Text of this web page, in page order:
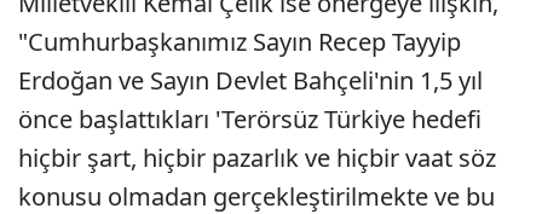
"Cumhurbaşkanımız Sayın Recep Tayyip
Erdoğan ve Sayın Devlet Bahçeli'nin 1,5 yıl
önce başlattıkları 'Terörsüz Türkiye hedefi
hiçbir şart, hiçbir pazarlık ve hiçbir vaat söz
konusu olmadan gerçekleştirilmekte ve bu